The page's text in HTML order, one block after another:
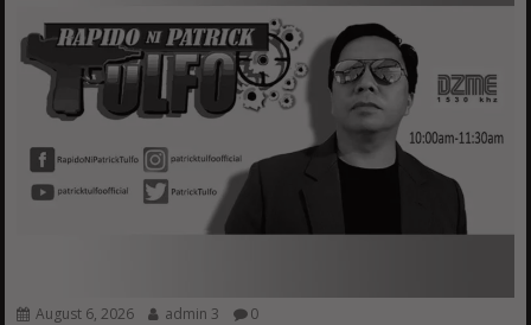
August 6, 2026 admin 3 0